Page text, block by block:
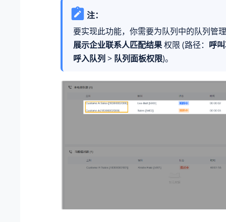
注：
要实现此功能，你需要为队列中的队列管
展示企业联系人匹配结果权限 (路径： 呼
呼入队列 > 队列面板权限)。